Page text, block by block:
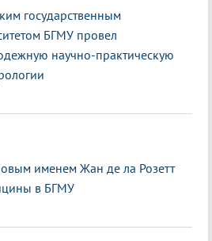
государственным
БГМУ провел
научно-практическую
именем Жан де ла Розетт
в БГМУ